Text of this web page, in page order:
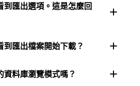
到匯出選項。這是怎麼回
到匯出檔案開始下載？
料庫瀏覽模式嗎？